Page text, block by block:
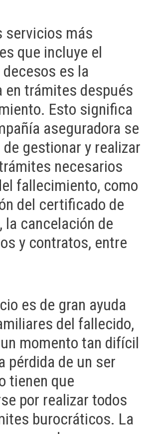
servicios más
que incluye el
es la
en trámites después
Esto significa
aseguradora se
gestionar y realizar
necesarios
fallecimiento, como
del certificado de
la cancelación de
y contratos, entre
es de gran ayuda
del fallecido,
momento tan difícil
pérdida de un ser
tienen que
por realizar todos
burocráticos. La